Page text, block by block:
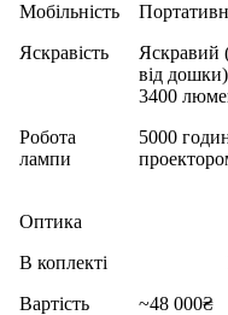
Мобільність
Яскравість
Яскравий
від дошки)
3400
Робота
лампи
5000
Оптика
В коплекті
Вартість
~48 000₴